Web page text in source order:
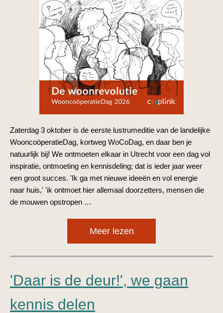
Zaterdag 3 oktober is de eerste lustrumeditie van de landelijke
WooncoöperatieDag, kortweg WoCoDag, en daar ben je
natuurlijk bij! We ontmoeten elkaar in Utrecht voor een dag vol
inspiratie, ontmoeting en kennisdeling; dat is ieder jaar weer
een groot succes. 'Ik ga met nieuwe ideeën en vol energie
naar huis,' 'ik ontmoet hier allemaal doorzetters, mensen die
de mouwen opstropen …
Meer lezen
'Daar is de deur!', we gaan
kennis delen